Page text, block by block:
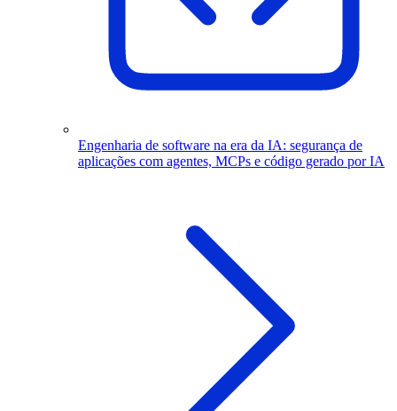
Engenharia de software na era da IA: segurança de
aplicações com agentes, MCPs e código gerado por IA